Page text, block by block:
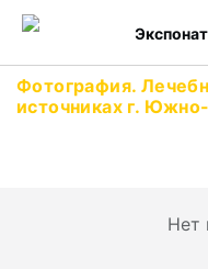
Фотография.
источниках г.
Нет